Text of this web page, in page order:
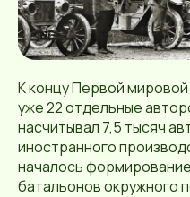
К концу Первой
уже 22 отдельные
насчитывал 7,5 тысяч
иностранного
началось
батальонов окружного